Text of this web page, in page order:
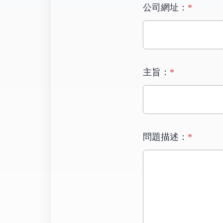
公司網址： *
主旨： *
問題描述： *